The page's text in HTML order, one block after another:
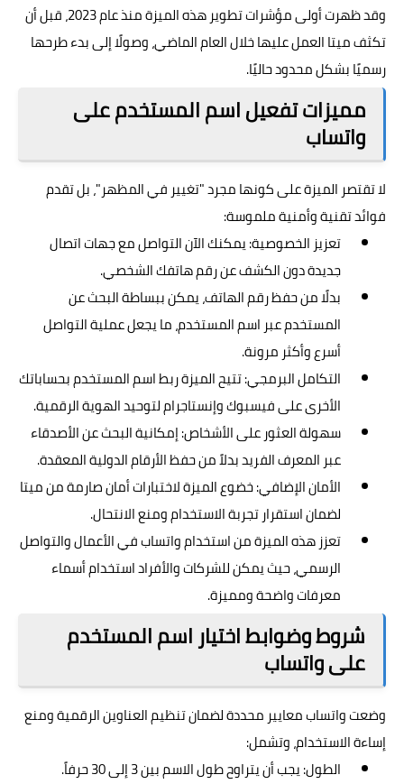
وقد ظهرت أولى مؤشرات تطوير هذه الميزة منذ عام 2023، قبل أن
تكثف ميتا العمل عليها خلال العام الماضي، وصولًا إلى بدء طرحها
رسميًا بشكل محدود حاليًا.
مميزات تفعيل اسم المستخدم على
واتساب
لا تقتصر الميزة على كونها مجرد "تغيير في المظهر"، بل تقدم
فوائد تقنية وأمنية ملموسة:
تعزيز الخصوصية: يمكنك الآن التواصل مع جهات اتصال
جديدة دون الكشف عن رقم هاتفك الشخصي.
بدلًا من حفظ رقم الهاتف، يمكن ببساطة البحث عن
المستخدم عبر اسم المستخدم، ما يجعل عملية التواصل
أسرع وأكثر مرونة.
التكامل البرمجي: تتيح الميزة ربط اسم المستخدم بحساباتك
الأخرى على فيسبوك وإنستاجرام لتوحيد الهوية الرقمية.
سهولة العثور على الأشخاص: إمكانية البحث عن الأصدقاء
عبر المعرف الفريد بدلاً من حفظ الأرقام الدولية المعقدة.
الأمان الإضافي: خضوع الميزة لاختبارات أمان صارمة من ميتا
لضمان استقرار تجربة الاستخدام ومنع الانتحال.
تعزز هذه الميزة من استخدام واتساب في الأعمال والتواصل
الرسمي، حيث يمكن للشركات والأفراد استخدام أسماء
معرفات واضحة ومميزة.
شروط وضوابط اختيار اسم المستخدم
على واتساب
وضعت واتساب معايير محددة لضمان تنظيم العناوين الرقمية ومنع
إساءة الاستخدام، وتشمل:
الطول: يجب أن يتراوح طول الاسم بين 3 إلى 30 حرفاً.